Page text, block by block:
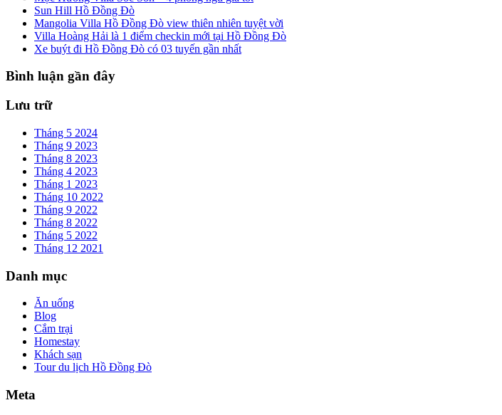
Sun Hill Hồ Đồng Đò
Mangolia Villa Hồ Đồng Đò view thiên nhiên tuyệt vời
Villa Hoàng Hải là 1 điểm checkin mới tại Hồ Đồng Đò
Xe buýt đi Hồ Đồng Đò có 03 tuyến gần nhất
Bình luận gần đây
Lưu trữ
Tháng 5 2024
Tháng 9 2023
Tháng 8 2023
Tháng 4 2023
Tháng 1 2023
Tháng 10 2022
Tháng 9 2022
Tháng 8 2022
Tháng 5 2022
Tháng 12 2021
Danh mục
Ăn uống
Blog
Cắm trại
Homestay
Khách sạn
Tour du lịch Hồ Đồng Đò
Meta